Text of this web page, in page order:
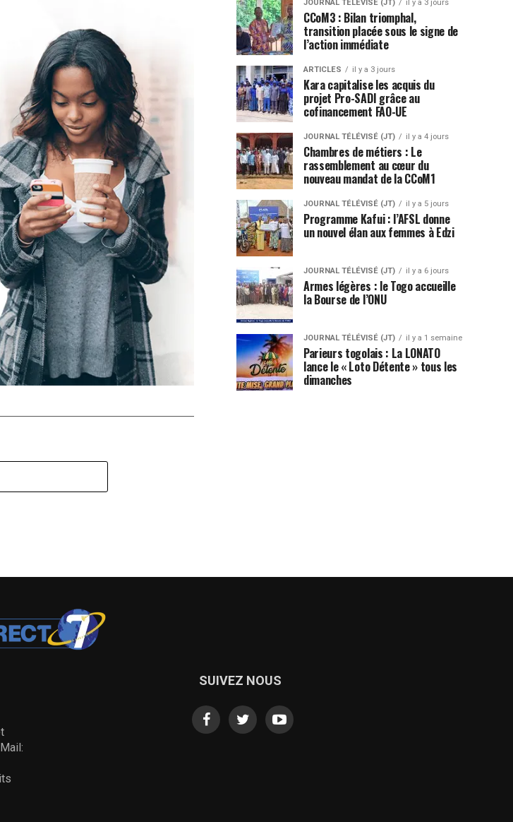
JOURNAL TÉLÉVISÉ (JT) il y a 3 jours
CCoM3 : Bilan triomphal,
transition placée sous le signe de
l’action immédiate
ARTICLES il y a 3 jours
Kara capitalise les acquis du
projet Pro-SADI grâce au
cofinancement FAO-UE
JOURNAL TÉLÉVISÉ (JT) il y a 4 jours
Chambres de métiers : Le
rassemblement au cœur du
nouveau mandat de la CCoM1
JOURNAL TÉLÉVISÉ (JT) il y a 5 jours
Programme Kafui : l’AFSL donne
un nouvel élan aux femmes à Edzi
JOURNAL TÉLÉVISÉ (JT) il y a 6 jours
Armes légères : le Togo accueille
la Bourse de l’ONU
JOURNAL TÉLÉVISÉ (JT) il y a 1 semaine
Parieurs togolais : La LONATO
lance le « Loto Détente » tous les
dimanches
SUIVEZ NOUS